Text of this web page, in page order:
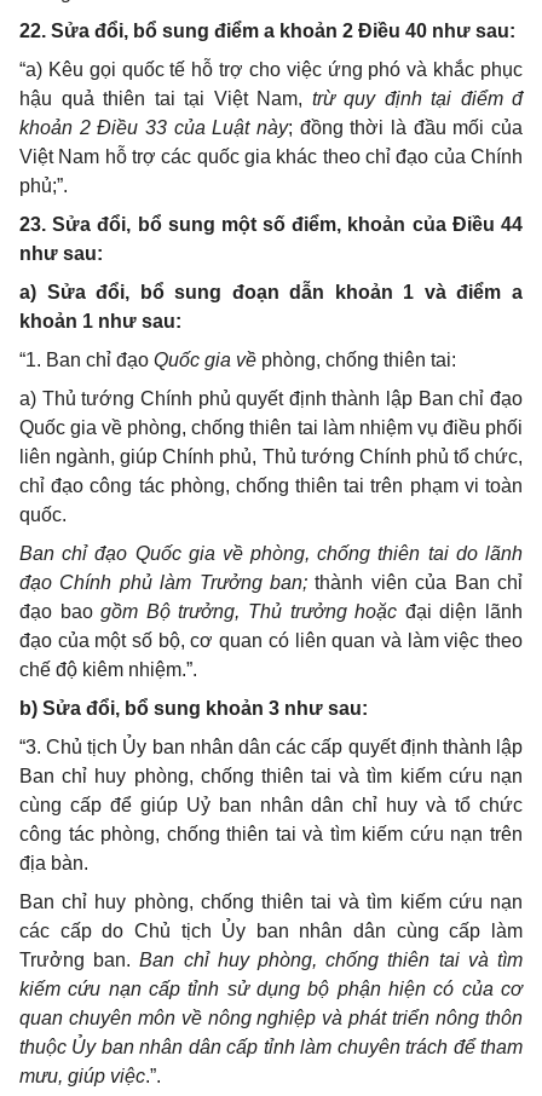
22. Sửa đổi, bổ sung điểm a khoản 2 Điều 40 như sau:
“a) Kêu gọi quốc tế hỗ trợ cho việc ứng phó và khắc phục
hậu quả thiên tai tại Việt Nam, trừ quy định tại điểm đ
khoản 2 Điều 33 của Luật này; đồng thời là đầu mối của
Việt Nam hỗ trợ các quốc gia khác theo chỉ đạo của Chính
phủ;”.
23. Sửa đổi, bổ sung một số điểm, khoản của Điều 44
như sau:
a) Sửa đổi, bổ sung đoạn dẫn khoản 1 và điểm a
khoản 1 như sau:
“1. Ban chỉ đạo Quốc gia về phòng, chống thiên tai:
a) Thủ tướng Chính phủ quyết định thành lập Ban chỉ đạo
Quốc gia về phòng, chống thiên tai làm nhiệm vụ điều phối
liên ngành, giúp Chính phủ, Thủ tướng Chính phủ tổ chức,
chỉ đạo công tác phòng, chống thiên tai trên phạm vi toàn
quốc.
Ban chỉ đạo Quốc gia về phòng, chống thiên tai do lãnh
đạo Chính phủ làm Trưởng ban; thành viên của Ban chỉ
đạo baogồm Bộ trưởng, Thủ trưởng hoặc đại diện lãnh
đạo của một số bộ, cơ quan có liên quan và làm việc theo
chế độ kiêm nhiệm.”.
b) Sửa đổi, bổ sung khoản 3 như sau:
“3. Chủ tịch Ủy ban nhân dân các cấp quyết định thành lập
Ban chỉ huy phòng, chống thiên tai và tìm kiếm cứu nạn
cùng cấp để giúp Uỷ ban nhân dân chỉ huy và tổ chức
công tác phòng, chống thiên tai và tìm kiếm cứu nạn trên
địa bàn.
Ban chỉ huy phòng, chống thiên tai và tìm kiếm cứu nạn
các cấp do Chủ tịch Ủy ban nhân dân cùng cấp làm
Trưởng ban. Ban chỉ huy phòng, chống thiên tai và tìm
kiếm cứu nạn cấp tỉnh sử dụng bộ phận hiện có của cơ
quan chuyên môn về nông nghiệp và phát triển nông thôn
thuộc Ủy ban nhân dân cấp tỉnh làm chuyên trách đểtham
mưu, giúp việc.”.